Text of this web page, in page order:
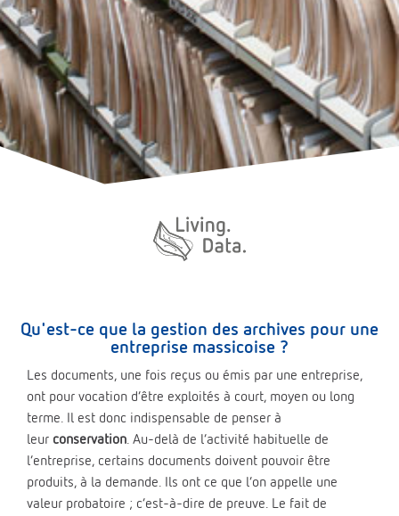
Qu'est-ce que la gestion des archives pour une
entreprise massicoise ?
Les documents, une fois reçus ou émis par une entreprise,
ont pour vocation d’être exploités à court, moyen ou long
terme. Il est donc indispensable de penser à
leur conservation. Au-delà de l’activité habituelle de
l’entreprise, certains documents doivent pouvoir être
produits, à la demande. Ils ont ce que l’on appelle une
valeur probatoire ; c’est-à-dire de preuve. Le fait de